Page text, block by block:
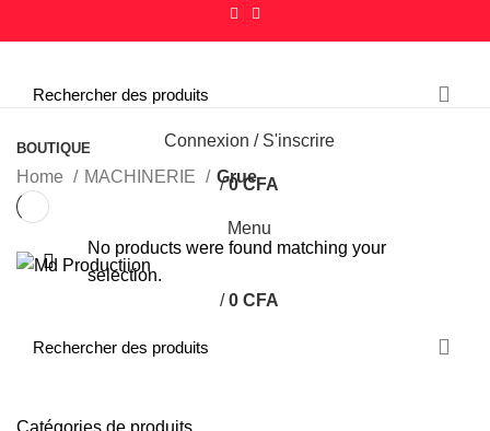
Connexion / S'inscrire
/ 0CFA
Menu
/ 0 CFA
BOUTIQUE
Home MACHINERIE Grue
No products were found matching your
selection.